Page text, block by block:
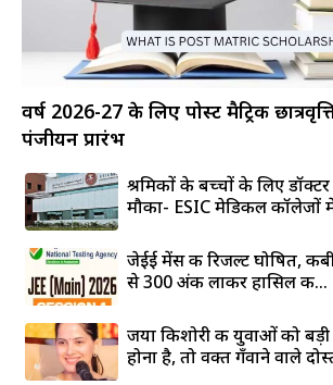
वर्ष 2026-27 के लिए पोस्ट मैट्रिक
पंजीयन प्रारंभ
श्रमिकों के बच्चों के लिए
मौका- ESIC मेडिकल कॉलेजों
जेईई मेंस की रिजल्ट घोषित,
से 300 अंक लाकर हासिल की...
जया किशोरी की युवाओं को
होना है, तो वक्त गँवाने वाले